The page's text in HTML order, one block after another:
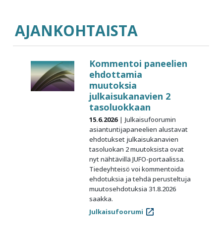
AJANKOHTAISTA
Kommentoi paneelien
ehdottamia
muutoksia
julkaisukanavien 2
tasoluokkaan
15.6.2026
Julkaisufoorumin
asiantuntijapaneelien alustavat
ehdotukset julkaisukanavien
tasoluokan 2 muutoksista ovat
nyt nähtävillä JUFO-portaalissa.
Tiedeyhteisö voi kommentoida
ehdotuksia ja tehdä perusteltuja
muutosehdotuksia 31.8.2026
saakka.
Julkaisufoorumi